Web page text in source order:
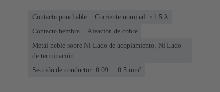
Contacto ponchable
Corriente nominal: ≤1.5 A
Contacto hembra
Aleación de cobre
Metal noble sobre Ni Lado de acoplamiento, Ni Lado
de terminación
Sección de conductor: 0.09 ... 0.5 mm²